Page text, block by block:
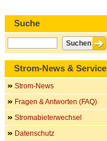
Suche
Strom-News & Service
Strom-News
Fragen & Antworten (FAQ)
Stromabieterwechsel
Datenschutz